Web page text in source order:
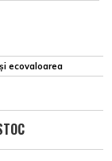
ecovaloarea